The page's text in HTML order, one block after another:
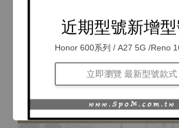
近期型號新增
Honor 600系列 / A27 5G /Reno
立即瀏覽 最新型號款式